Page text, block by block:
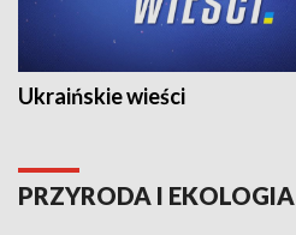
Ukraińskie wieści
PRZYRODA I EKOLOGIA